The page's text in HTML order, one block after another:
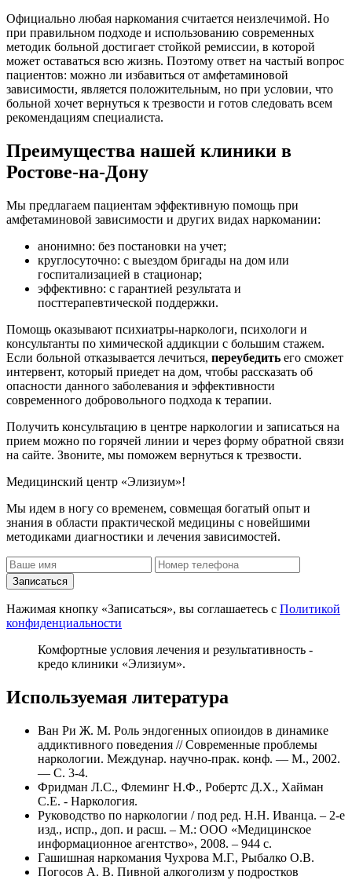
Официально любая наркомания считается неизлечимой. Но
при правильном подходе и использованию современных
методик больной достигает стойкой ремиссии, в которой
может оставаться всю жизнь. Поэтому ответ на частый вопрос
пациентов: можно ли избавиться от амфетаминовой
зависимости, является положительным, но при условии, что
больной хочет вернуться к трезвости и готов следовать всем
рекомендациям специалиста.
Преимущества нашей клиники в
Ростове-на-Дону
Мы предлагаем пациентам эффективную помощь при
амфетаминовой зависимости и других видах наркомании:
анонимно: без постановки на учет;
круглосуточно: с выездом бригады на дом или
госпитализацией в стационар;
эффективно: с гарантией результата и
посттерапевтической поддержки.
Помощь оказывают психиатры-наркологи, психологи и
консультанты по химической аддикции с большим стажем.
Если больной отказывается лечиться, переубедить его сможет
интервент, который приедет на дом, чтобы рассказать об
опасности данного заболевания и эффективности
современного добровольного подхода к терапии.
Получить консультацию в центре наркологии и записаться на
прием можно по горячей линии и через форму обратной связи
на сайте. Звоните, мы поможем вернуться к трезвости.
Медицинский центр «Элизиум»!
Мы идем в ногу со временем, совмещая богатый опыт и
знания в области практической медицины с новейшими
методиками диагностики и лечения зависимостей.
Записаться
Нажимая кнопку «Записаться», вы соглашаетесь с Политикой
конфиденциальности
Комфортные условия лечения и результативность -
кредо клиники «Элизиум».
Используемая литература
Ван Ри Ж. М. Роль эндогенных опиоидов в динамике
аддиктивного поведения // Современные проблемы
наркологии. Междунар. научно-прак. конф. — М., 2002.
— С. 3-4.
Фридман Л.С., Флеминг Н.Ф., Робертс Д.Х., Хайман
С.Е. - Наркология.
Руководство по наркологии / под ред. Н.Н. Иванца. – 2-е
изд., испр., доп. и расш. – М.: ООО «Медицинское
информационное агентство», 2008. – 944 с.
Гашишная наркомания Чухрова М.Г., Рыбалко О.В.
Погосов А. В. Пивной алкоголизм у подростков